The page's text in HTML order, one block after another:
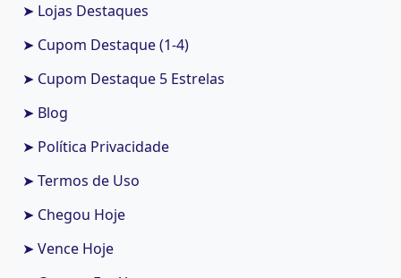
➤ Lojas Destaques
➤ Cupom Destaque (1-4)
➤ Cupom Destaque 5 Estrelas
➤ Blog
➤ Política Privacidade
➤ Termos de Uso
➤ Chegou Hoje
➤ Vence Hoje